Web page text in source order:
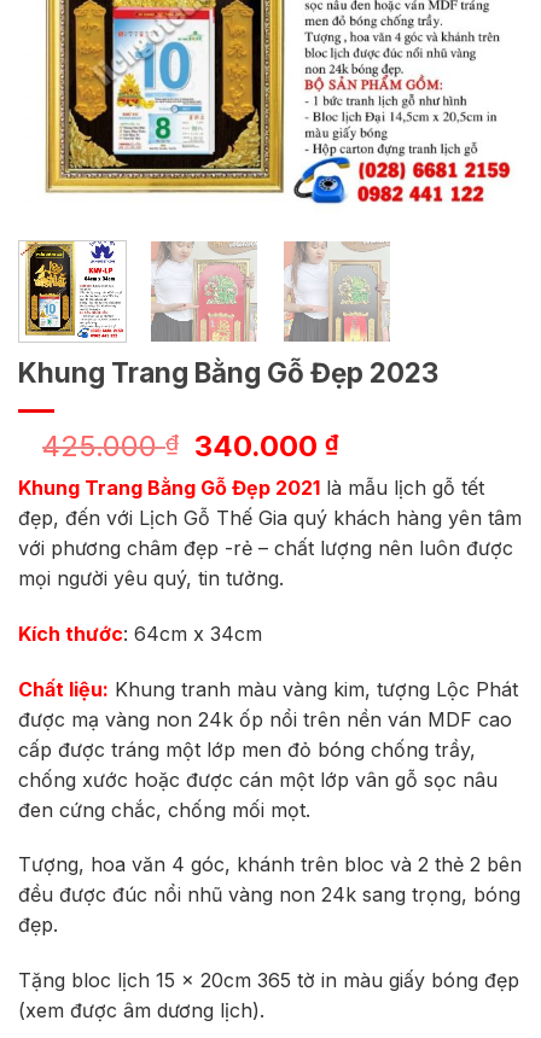
Khung Trang Bằng Gỗ Đẹp 2023
425.000₫
Giá
gốc
là:
425.000 ₫.
340.000₫Giá
hiện
tại
là:
340.000 ₫.
Khung Trang Bằng Gỗ Đẹp 2021 là mẫu lịch gỗ tết
đẹp, đến với Lịch Gỗ Thế Gia quý khách hàng yên tâm
với phương châm đẹp -rẻ – chất lượng nên luôn được
mọi người yêu quý, tin tưởng.
Kích thước: 64cm x 34cm
Chất liệu: Khung tranh màu vàng kim, tượng Lộc Phát
được mạ vàng non 24k ốp nổi trên nền ván MDF cao
cấp được tráng một lớp men đỏ bóng chống trầy,
chống xước hoặc được cán một lớp vân gỗ sọc nâu
đen cứng chắc, chống mối mọt.
Tượng, hoa văn 4 góc, khánh trên bloc và 2 thẻ 2 bên
đều được đúc nổi nhũ vàng non 24k sang trọng, bóng
đẹp.
Tặng bloc lịch 15 x 20cm 365 tờ in màu giấy bóng đẹp
(xem được âm dương lịch).